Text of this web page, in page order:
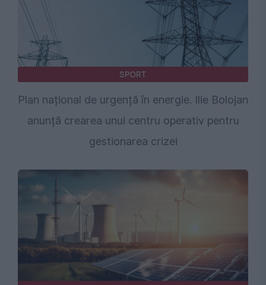
SPORT
Plan național de urgență în energie. Ilie Bolojan
anunță crearea unui centru operativ pentru
gestionarea crizei